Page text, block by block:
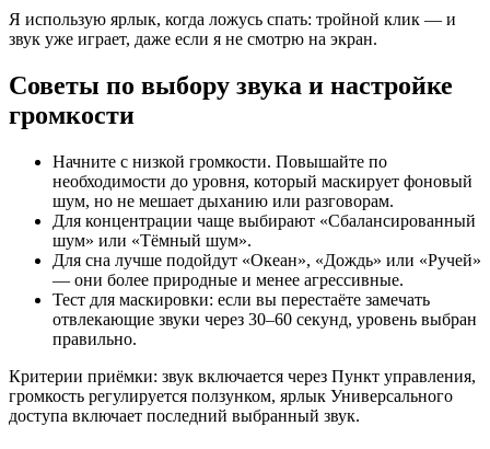
Я использую ярлык, когда ложусь спать: тройной клик — и
звук уже играет, даже если я не смотрю на экран.
Советы по выбору звука и настройке
громкости
Начните с низкой громкости. Повышайте по
необходимости до уровня, который маскирует фоновый
шум, но не мешает дыханию или разговорам.
Для концентрации чаще выбирают «Сбалансированный
шум» или «Тёмный шум».
Для сна лучше подойдут «Океан», «Дождь» или «Ручей»
— они более природные и менее агрессивные.
Тест для маскировки: если вы перестаёте замечать
отвлекающие звуки через 30–60 секунд, уровень выбран
правильно.
Критерии приёмки: звук включается через Пункт управления,
громкость регулируется ползунком, ярлык Универсального
доступа включает последний выбранный звук.